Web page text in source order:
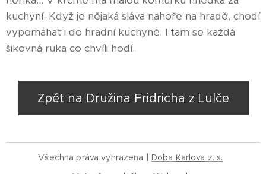
kuchyní. Když je nějaká sláva nahoře na hradě, chodí
vypomáhat i do hradní kuchyně. I tam se každá
šikovná ruka co chvíli hodí.
Zpět na Družina Fridricha z Lulče
Všechna práva vyhrazena | Doba Karlova z. s.